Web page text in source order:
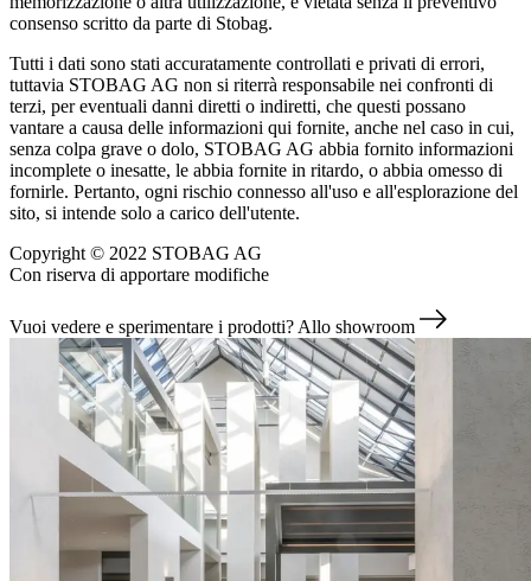
consenso scritto da parte di Stobag.
Tutti i dati sono stati accuratamente controllati e privati di errori,
tuttavia STOBAG AG non si riterrà responsabile nei confronti di
terzi, per eventuali danni diretti o indiretti, che questi possano
vantare a causa delle informazioni qui fornite, anche nel caso in cui,
senza colpa grave o dolo, STOBAG AG abbia fornito informazioni
incomplete o inesatte, le abbia fornite in ritardo, o abbia omesso di
fornirle. Pertanto, ogni rischio connesso all'uso e all'esplorazione del
sito, si intende solo a carico dell'utente.
Copyright © 2022 STOBAG AG
Con riserva di apportare modifiche
Vuoi vedere e sperimentare i prodotti? Allo showroom